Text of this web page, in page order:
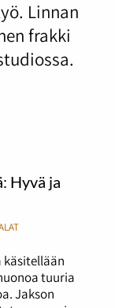
Linnan
frakki
Hyvä ja
käsitellään
tuuria
Jakson